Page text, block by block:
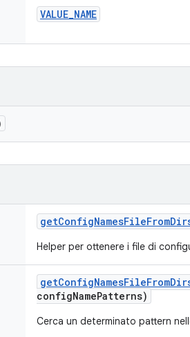
VALUE_NAME
getConfigNamesFileFrom
Helper per ottenere i file di
getConfigNamesFileFrom
configNamePatterns)
Cerca un determinato pattern